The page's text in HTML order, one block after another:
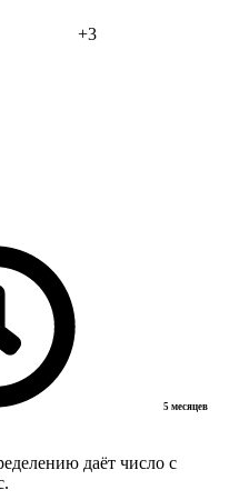
+3
5 месяцев
даёт число c